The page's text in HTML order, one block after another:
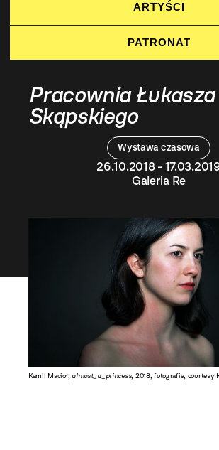
ARTYŚCI
PATRONAT
Wystawa czasowa
26.10.2018 -
Galeria Re
Pracownia Łukasza
Skąpskiego
Kamil Macioł,almost_a_princess, 2018, fotografia, courtesy